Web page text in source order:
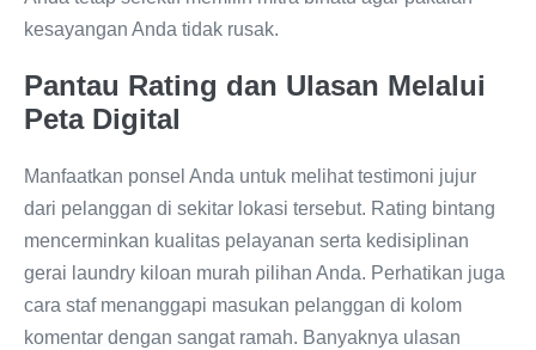
kesayangan Anda tidak rusak.
Pantau Rating dan Ulasan Melalui
Peta Digital
Manfaatkan ponsel Anda untuk melihat testimoni jujur
dari pelanggan di sekitar lokasi tersebut. Rating bintang
mencerminkan kualitas pelayanan serta kedisiplinan
gerai laundry kiloan murah pilihan Anda. Perhatikan juga
cara staf menanggapi masukan pelanggan di kolom
komentar dengan sangat ramah. Banyaknya ulasan